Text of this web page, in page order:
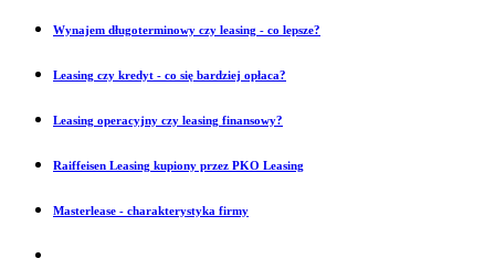
Wynajem długoterminowy czy leasing - co lepsze?
Leasing czy kredyt - co się bardziej opłaca?
Leasing operacyjny czy leasing finansowy?
Raiffeisen Leasing kupiony przez PKO Leasing
Masterlease - charakterystyka firmy